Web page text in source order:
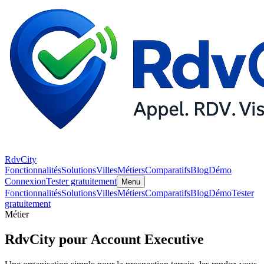
RdvCity
FonctionnalitésSolutionsVillesMétiersComparatifsBlogDémo
ConnexionTester gratuitement Menu
FonctionnalitésSolutionsVillesMétiersComparatifsBlogDémoTester
gratuitement
Métier
RdvCity pour Account Executive